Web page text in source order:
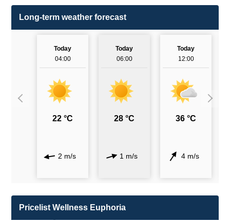
Long-term weather forecast
Today
04:00
22 °C
2 m/s
Today
06:00
28 °C
1 m/s
Today
12:00
36 °C
4 m/s
Pricelist Wellness Euphoria